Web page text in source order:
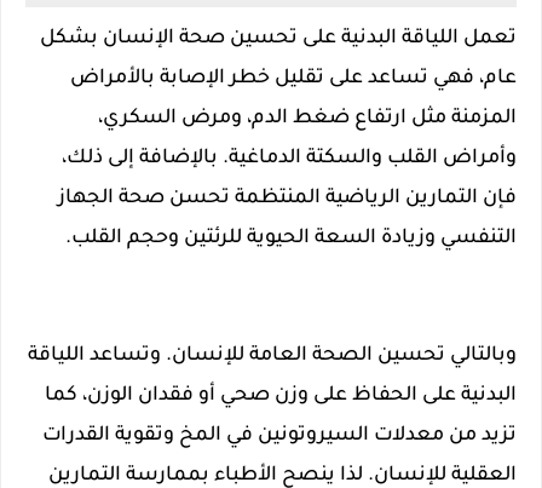
تعمل اللياقة البدنية على تحسين صحة الإنسان بشكل
عام، فهي تساعد على تقليل خطر الإصابة بالأمراض
المزمنة مثل ارتفاع ضغط الدم، ومرض السكري،
وأمراض القلب والسكتة الدماغية. بالإضافة إلى ذلك،
فإن التمارين الرياضية المنتظمة تحسن صحة الجهاز
التنفسي وزيادة السعة الحيوية للرئتين وحجم القلب.
وبالتالي تحسين الصحة العامة للإنسان. وتساعد اللياقة
البدنية على الحفاظ على وزن صحي أو فقدان الوزن، كما
تزيد من معدلات السيروتونين في المخ وتقوية القدرات
العقلية للإنسان. لذا ينصح الأطباء بممارسة التمارين